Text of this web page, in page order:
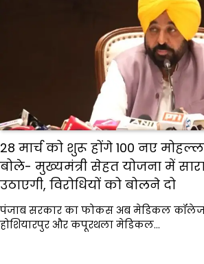
28 मार्च को शुरू होंगे 100 नए
बोले- मुख्यमंत्री सेहत योजना में
उठाएगी, विरोधियों को बोलने दो
पंजाब सरकार का फोकस अब मेडिकल
होशियारपुर और कपूरथला मेडिकल…